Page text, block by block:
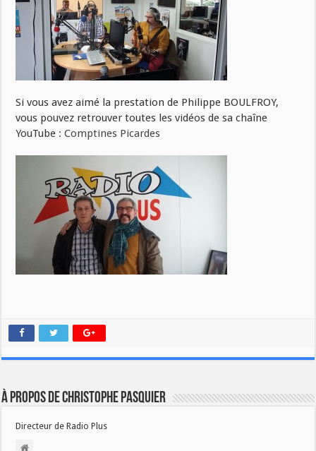
Si vous avez aimé la prestation de Philippe BOULFROY,
vous pouvez retrouver toutes les vidéos de sa chaîne
YouTube :Comptines Picardes
À propos de Christophe PASQUIER
Directeur de Radio Plus